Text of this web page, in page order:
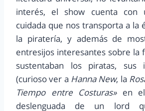
interés, el show cuenta con
cuidada que nos transporta a la
la piratería, y además de
entresijos interesantes sobre la
sustentaban los piratas, sus
(curioso ver a Hanna New, la
Tiempo entre Costuras»en el
deslenguada de un lord